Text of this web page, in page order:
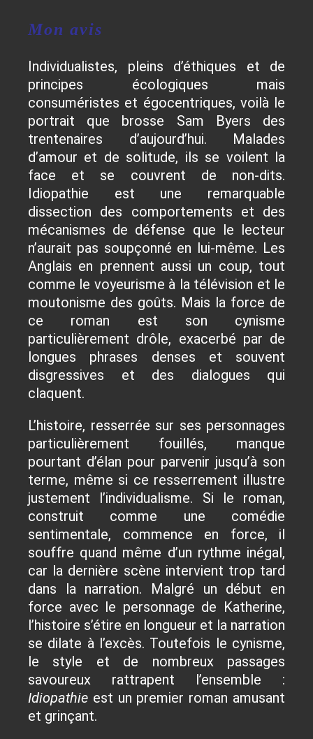
Mon avis
Individualistes, pleins d’éthiques et de
principes écologiques mais
consuméristes et égocentriques, voilà le
portrait que brosse Sam Byers des
trentenaires d’aujourd’hui. Malades
d’amour et de solitude, ils se voilent la
face et se couvrent de non-dits.
Idiopathie est une remarquable
dissection des comportements et des
mécanismes de défense que le lecteur
n’aurait pas soupçonné en lui-même. Les
Anglais en prennent aussi un coup, tout
comme le voyeurisme à la télévision et le
moutonisme des goûts. Mais la force de
ce roman est son cynisme
particulièrement drôle, exacerbé par de
longues phrases denses et souvent
disgressives et des dialogues qui
claquent.
L’histoire, resserrée sur ses personnages
particulièrement fouillés, manque
pourtant d’élan pour parvenir jusqu’à son
terme, même si ce resserrement illustre
justement l’individualisme. Si le roman,
construit comme une comédie
sentimentale, commence en force, il
souffre quand même d’un rythme inégal,
car la dernière scène intervient trop tard
dans la narration. Malgré un début en
force avec le personnage de Katherine,
l’histoire s’étire en longueur et la narration
se dilate à l’excès. Toutefois le cynisme,
le style et de nombreux passages
savoureux rattrapent l’ensemble :
Idiopathie est un premier roman amusant
et grinçant.